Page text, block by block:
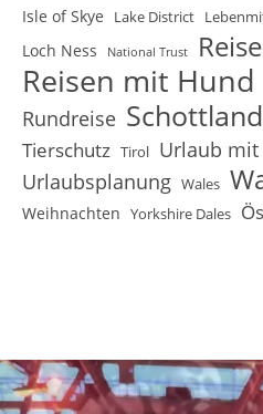
Isle of Skye Lake District
Loch Ness National Trust
Reisen mit Hund
Rundreise Schottland
Tierschutz Tirol Urlaub mit
Urlaubsplanung Wales
Weihnachten Yorkshire Dales